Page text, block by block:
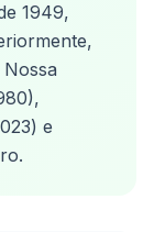
1949,
e